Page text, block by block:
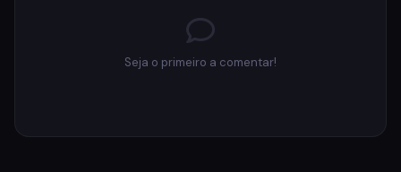
Seja o primeiro a comentar!